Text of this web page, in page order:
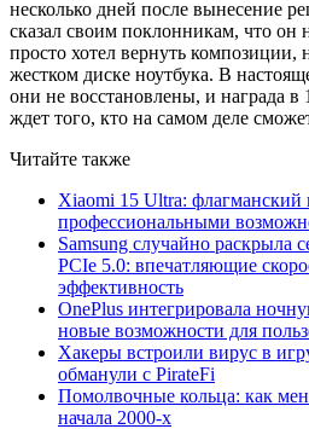
несколько дней после вынесение
сказал своим поклонникам, что он
просто хотел вернуть композиции,
жестком диске ноутбука. В
они не восстановлены, и награда
ждет того, кто на самом деле
Читайте также
Xiaomi 15 Ultra: флагманский
профессиональными
Samsung случайно раскрыла
PCIe 5.0: впечатляющие
эффективность
OnePlus интегрировала
новые возможности для
Хакеры встроили вирус в
обманули с PirateFi
Помолвочные кольца: как
начала 2000-х